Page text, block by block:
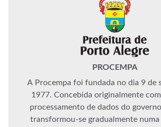
PROCEMPA
A Procempa foi fundada no dia 9 de
1977. Concebida originalmente como órgão de
processamento de dados do
transformou-se gradualmente numa